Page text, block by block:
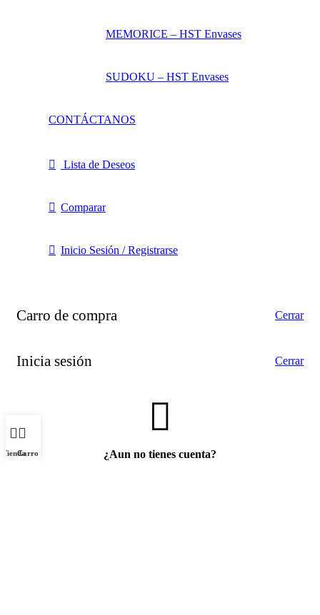
MEMORICE – HST Envases
SUDOKU – HST Envases
CONTÁCTANOS
Lista de Deseos
Comparar
Inicio Sesión / Registrarse
Carro de compra Cerrar
Inicia sesión Cerrar
¿Aun no tienes cuenta?
TiendaCarro